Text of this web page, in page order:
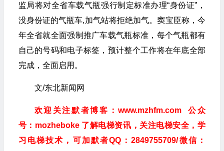
监局将对全省车载气瓶强行制定标准办理“身份证”，
没身份证的气瓶车,加气站将拒绝加气。窦宝臣称，今
年全省就全面强制推广车载气瓶标准，每个气瓶都有
自己的号码和电子标签，预计整个工作将在年底全部
完成，全面启用。
文/东北新闻网
欢迎关注默者博客：www.mzhfm.com 公众
号：mozheboke 了解电梯资讯，关注电梯安全，学
习电梯技术，可加默者QQ：2849755709/微信：